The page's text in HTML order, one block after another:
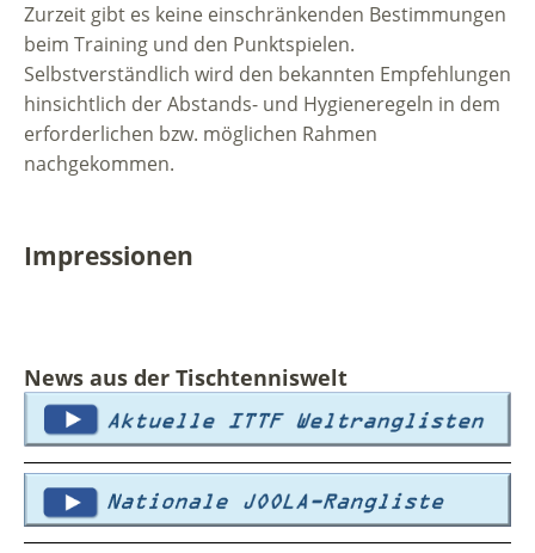
Zurzeit gibt es keine einschränkenden Bestimmungen
beim Training und den Punktspielen.
Selbstverständlich wird den bekannten Empfehlungen
hinsichtlich der Abstands- und Hygieneregeln in dem
erforderlichen bzw. möglichen Rahmen
nachgekommen.
Impressionen
News aus der Tischtenniswelt